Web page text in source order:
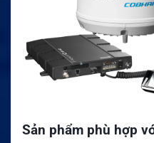
Sản phẩm phù hợp